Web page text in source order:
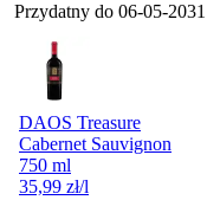
Przydatny do 06-05-2031
DAOS Treasure
Cabernet Sauvignon
750 ml
35,99 zł/l